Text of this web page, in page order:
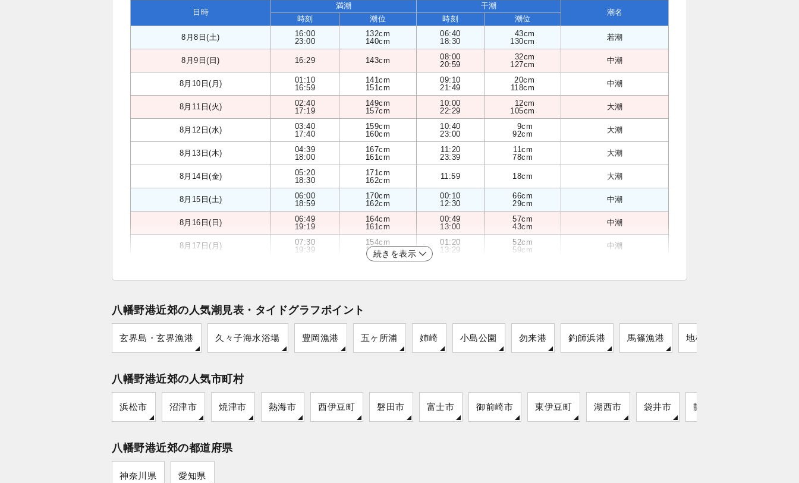
日時
満潮 干潮
潮名
時刻 潮位 時刻 潮位
8月8日(土)
16:00
23:00
132cm
140cm
06:40
18:30
43cm
130cm
若潮
8月9日(日) 16:29 143cm
08:00
20:59
32cm
127cm
中潮
8月10日(月)
01:10
16:59
141cm
151cm
09:10
21:49
20cm
118cm
中潮
8月11日(火)
02:40
17:19
149cm
157cm
10:00
22:29
12cm
105cm
大潮
8月12日(水)
03:40
17:40
159cm
160cm
10:40
23:00
9cm
92cm
大潮
8月13日(木)
04:39
18:00
167cm
161cm
11:20
23:39
11cm
78cm
大潮
8月14日(金)
05:20
18:30
171cm
162cm
11:59 18cm 大潮
8月15日(土)
06:00
18:59
170cm
162cm
00:10
12:30
66cm
29cm
中潮
8月16日(日)
06:49
19:19
164cm
161cm
00:49
13:00
57cm
43cm
中潮
8月17日(月)
07:30
19:39
154cm
159cm
01:20
13:29
52cm
59cm
中潮
続きを表示
八幡野港近郊の人気潮見表・タイドグラフポイント
玄界島・玄界漁港 久々子海水浴場 豊岡漁港 五ヶ所浦 姉崎 小島公園 勿来港 釣師浜港 馬篠漁港 地松浦港
八幡野港近郊の人気市町村
浜松市 沼津市 焼津市 熱海市 西伊豆町 磐田市 富士市 御前崎市 東伊豆町 湖西市 袋井市 静岡市
八幡野港近郊の都道府県
神奈川県 愛知県